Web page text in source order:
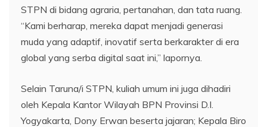
STPN di bidang agraria, pertanahan, dan tata ruang.
“Kami berharap, mereka dapat menjadi generasi
muda yang adaptif, inovatif serta berkarakter di era
global yang serba digital saat ini,” lapornya.
Selain Taruna/i STPN, kuliah umum ini juga dihadiri
oleh Kepala Kantor Wilayah BPN Provinsi D.I.
Yogyakarta, Dony Erwan beserta jajaran; Kepala Biro